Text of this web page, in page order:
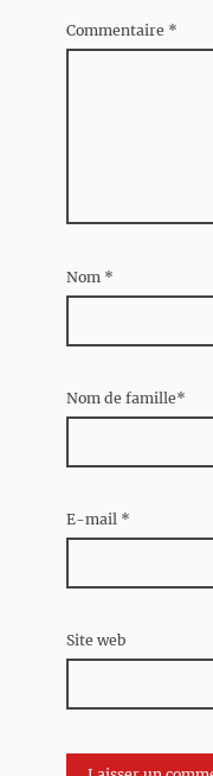
Commentaire *
Nom *
Nom de famille*
E-mail *
Site web